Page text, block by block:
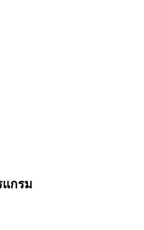
แกรม